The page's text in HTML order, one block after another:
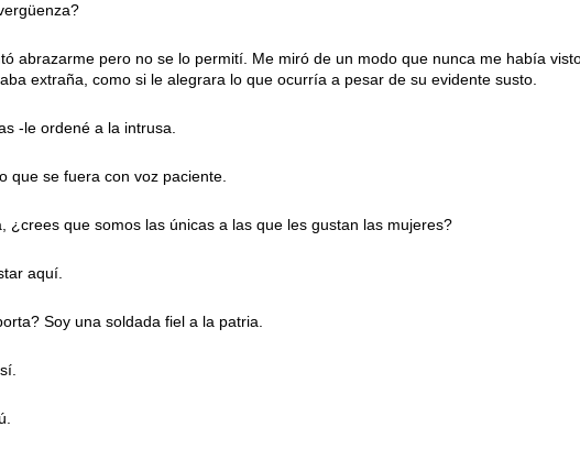
abrazarme pero no se lo permití. Me miró de un modo que nunca me había
extraña, como si le alegrara lo que ocurría a pesar de su evidente susto.
-le ordené a la intrusa.
que se fuera con voz paciente.
¿crees que somos las únicas a las que les gustan las mujeres?
aquí.
Soy una soldada fiel a la patria.